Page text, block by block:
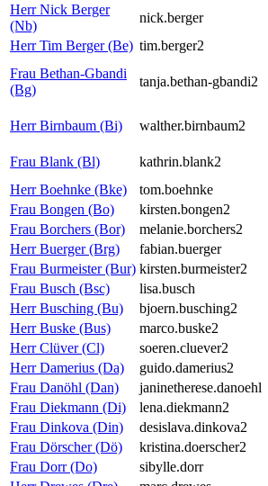
Herr Nick Berger
(Nb)
nick.berger
Herr Tim Berger (Be) tim.berger2
Frau Bethan-Gbandi
(Bg)
tanja.bethan-gbandi2
Herr Birnbaum (Bi)
walther.birnbaum2
Frau Blank (Bl)
kathrin.blank2
Herr Boehnke (Bke)
tom.boehnke
Frau Bongen (Bo)
kirsten.bongen2
Frau Borchers (Bor)
melanie.borchers2
Herr Buerger (Brg)
fabian.buerger
Frau Burmeister (Bur) kirsten.burmeister2
Frau Busch (Bsc)
lisa.busch
Herr Busching (Bu)
bjoern.busching2
Herr Buske (Bus)
marco.buske2
Herr Clüver (Cl)
soeren.cluever2
Herr Damerius (Da)
guido.damerius2
Frau Danöhl (Dan)
janinetherese.danoehl
Frau Diekmann (Di)
lena.diekmann2
Frau Dinkova (Din)
desislava.dinkova2
Frau Dörscher (Dö)
kristina.doerscher2
Frau Dorr (Do)
sibylle.dorr